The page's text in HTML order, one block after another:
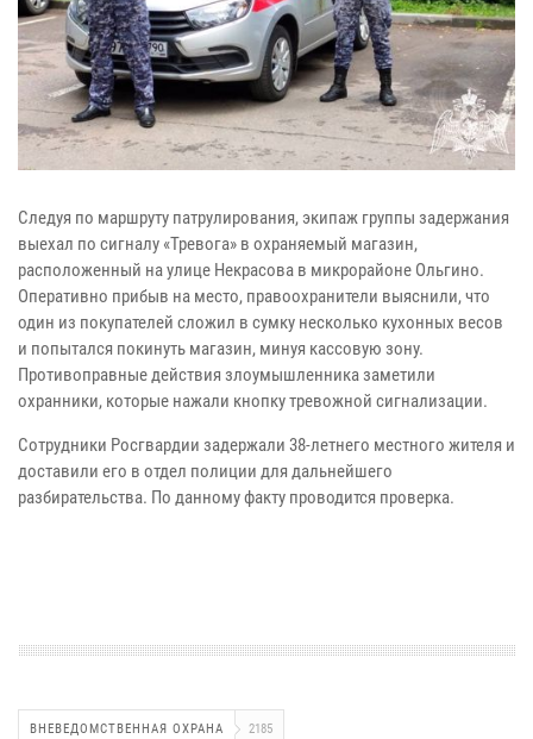
Следуя по маршруту патрулирования, экипаж группы задержания
выехал по сигналу «Тревога» в охраняемый магазин,
расположенный на улице Некрасова в микрорайоне Ольгино.
Оперативно прибыв на место, правоохранители выяснили, что
один из покупателей сложил в сумку несколько кухонных весов
и попытался покинуть магазин, минуя кассовую зону.
Противоправные действия злоумышленника заметили
охранники, которые нажали кнопку тревожной сигнализации.
Сотрудники Росгвардии задержали 38-летнего местного жителя и
доставили его в отдел полиции для дальнейшего
разбирательства. По данному факту проводится проверка.
ВНЕВЕДОМСТВЕННАЯ ОХРАНА 2185